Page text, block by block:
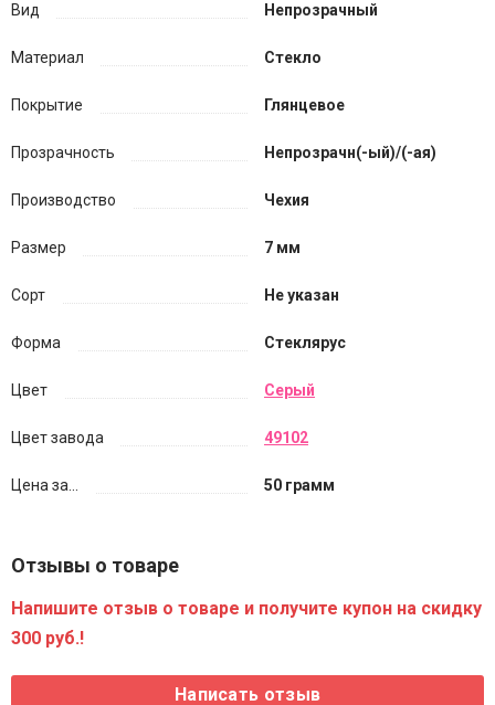
Вид Непрозрачный
Материал Стекло
Покрытие Глянцевое
Прозрачность Непрозрачн(-ый)/(-ая)
Производство Чехия
Размер 7 мм
Сорт Не указан
Форма Стеклярус
Цвет Серый
Цвет завода 49102
Цена за... 50 грамм
Отзывы о товаре
Напишите отзыв о товаре и получите купон на скидку
300 руб.!